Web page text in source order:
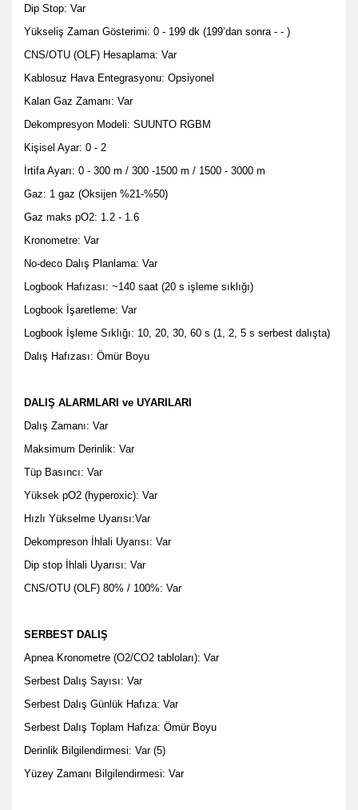
Dip Stop: Var
Yükseliş Zaman Gösterimi: 0 - 199 dk (199’dan sonra - - )
CNS/OTU (OLF) Hesaplama: Var
Kablosuz Hava Entegrasyonu: Opsiyonel
Kalan Gaz Zamanı: Var
Dekompresyon Modeli: SUUNTO RGBM
Kişisel Ayar: 0 - 2
İrtifa Ayarı: 0 - 300 m / 300 -1500 m / 1500 - 3000 m
Gaz: 1 gaz (Oksijen %21-%50)
Gaz maks pO2: 1.2 - 1.6
Kronometre: Var
No-deco Dalış Planlama: Var
Logbook Hafızası: ~140 saat (20 s işleme sıklığı)
Logbook İşaretleme: Var
Logbook İşleme Sıklığı: 10, 20, 30, 60 s (1, 2, 5 s serbest dalışta)
Dalış Hafızası: Ömür Boyu
DALIŞ ALARMLARI ve UYARILARI
Dalış Zamanı: Var
Maksimum Derinlik: Var
Tüp Basıncı: Var
Yüksek pO2 (hyperoxic): Var
Hızlı Yükselme Uyarısı:Var
Dekompreson İhlali Uyarısı: Var
Dip stop İhlali Uyarısı: Var
CNS/OTU (OLF) 80% / 100%: Var
SERBEST DALIŞ
Apnea Kronometre (O2/CO2 tabloları): Var
Serbest Dalış Sayısı: Var
Serbest Dalış Günlük Hafıza: Var
Serbest Dalış Toplam Hafıza: Ömür Boyu
Derinlik Bilgilendirmesi: Var (5)
Yüzey Zamanı Bilgilendirmesi: Var